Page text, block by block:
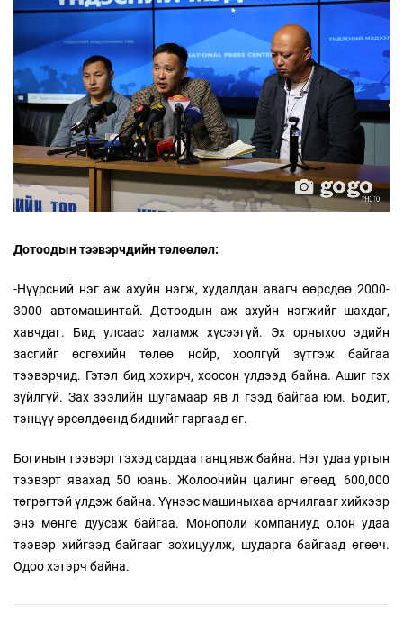
Дотоодын тээвэрчдийн төлөөлөл:
-Нүүрсний нэг аж ахуйн нэгж, худалдан авагч өөрсдөө 2000-
3000 автомашинтай. Дотоодын аж ахуйн нэгжийг шахдаг,
хавчдаг. Бид улсаас халамж хүсээгүй. Эх орныхоо эдийн
засгийг өсгөхийн төлөө нойр, хоолгүй зүтгэж байгаа
тээвэрчид. Гэтэл бид хохирч, хоосон үлдээд байна. Ашиг гэх
зүйлгүй. Зах зээлийн шугамаар яв л гээд байгаа юм. Бодит,
тэнцүү өрсөлдөөнд биднийг гаргаад өг.
Богинын тээвэрт гэхэд сардаа ганц явж байна. Нэг удаа уртын
тээвэрт явахад 50 юань. Жолоочийн цалинг өгөөд, 600,000
төгрөгтэй үлдэж байна. Үүнээс машиныхаа арчилгааг хийхээр
энэ мөнгө дуусаж байгаа. Монополи компаниуд олон удаа
тээвэр хийгээд байгааг зохицуулж, шударга байгаад өгөөч.
Одоо хэтэрч байна.